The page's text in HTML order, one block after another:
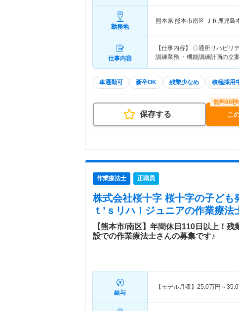
勤務地
熊本県 熊本市南区 ＪＲ鹿児島
仕事内容
【仕事内容】 ◇通所リハビリ
訓練業務 ・機能訓練計画の立
車通勤可 新卒OK 残業少なめ 積極採用
保存する こ
作業療法士 正職員
株式会社桜十字 桜十字の子ども
ｔ’ｓリハ！ジュニアの作業療法
【熊本市/南区】年間休日110日以上！
設での作業療法士さんの募集です♪
給与
【モデル月収】 25.0万円～35.0